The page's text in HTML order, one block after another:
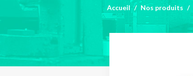
Accueil Nos produits